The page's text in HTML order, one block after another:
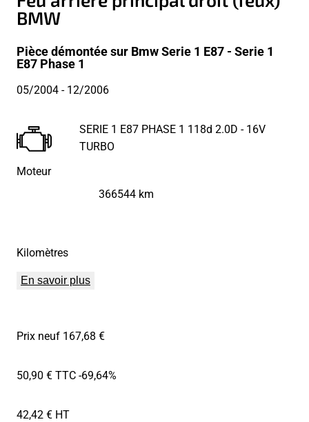
BMW
Pièce démontée sur Bmw Serie 1 E87 - Serie 1
E87 Phase 1
05/2004- 12/2006
Moteur
SERIE 1 E87 PHASE 1 118d 2.0D - 16V
TURBO
Kilomètres
366544 km
En savoir plus
Prix neuf 167,68 €
50,90 € TTC-69,64%
42,42 € HT